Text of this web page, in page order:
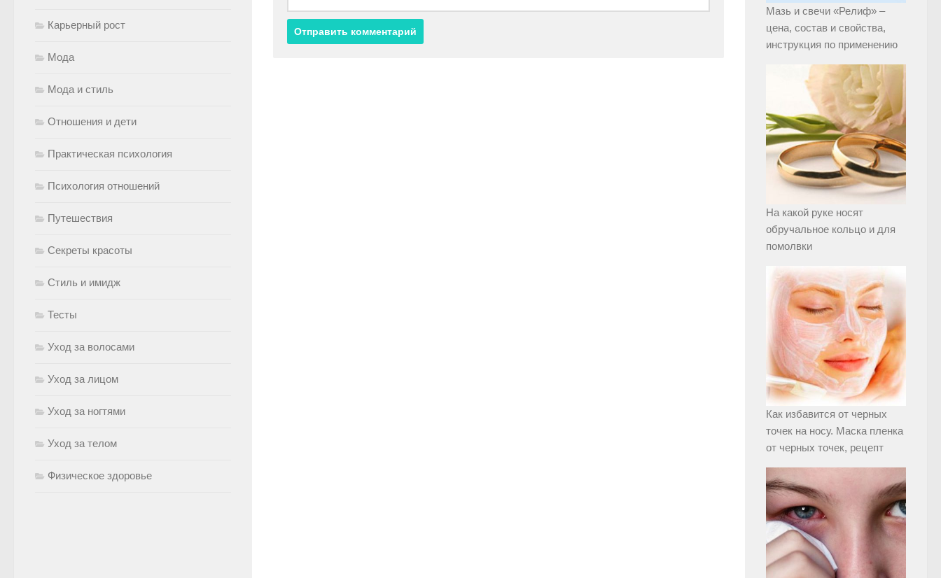
Карьерный рост
Мода
Мода и стиль
Отношения и дети
Практическая психология
Психология отношений
Путешествия
Секреты красоты
Стиль и имидж
Тесты
Уход за волосами
Уход за лицом
Уход за ногтями
Уход за телом
Физическое здоровье
Мазь и свечи «Релиф» –
цена, состав и свойства,
инструкция по применению
На какой руке носят
обручальное кольцо и для
помолвки
Как избавится от черных
точек на носу. Маска пленка
от черных точек, рецепт